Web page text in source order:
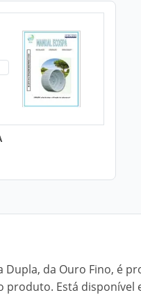
da Ouro Fino, é
Está disponível